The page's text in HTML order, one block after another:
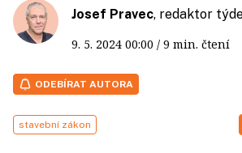
Josef Pravec, redaktor
9. 5. 2024 00:00 / 9 min. čtení
ODEBÍRAT AUTORA
stavební zákon